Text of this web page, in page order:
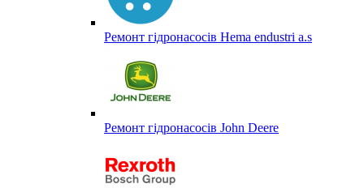
Ремонт гідронасосів Hema endustri a.s
Ремонт гідронасосів John Deere